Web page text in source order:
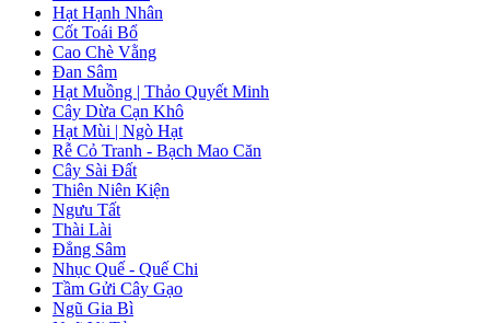
Hạt Hạnh Nhân
Cốt Toái Bổ
Cao Chè Vằng
Đan Sâm
Hạt Muồng | Thảo Quyết Minh
Cây Dừa Cạn Khô
Hạt Mùi | Ngò Hạt
Rễ Cỏ Tranh - Bạch Mao Căn
Cây Sài Đất
Thiên Niên Kiện
Ngưu Tất
Thài Lài
Đẳng Sâm
Nhục Quế - Quế Chi
Tầm Gửi Cây Gạo
Ngũ Gia Bì